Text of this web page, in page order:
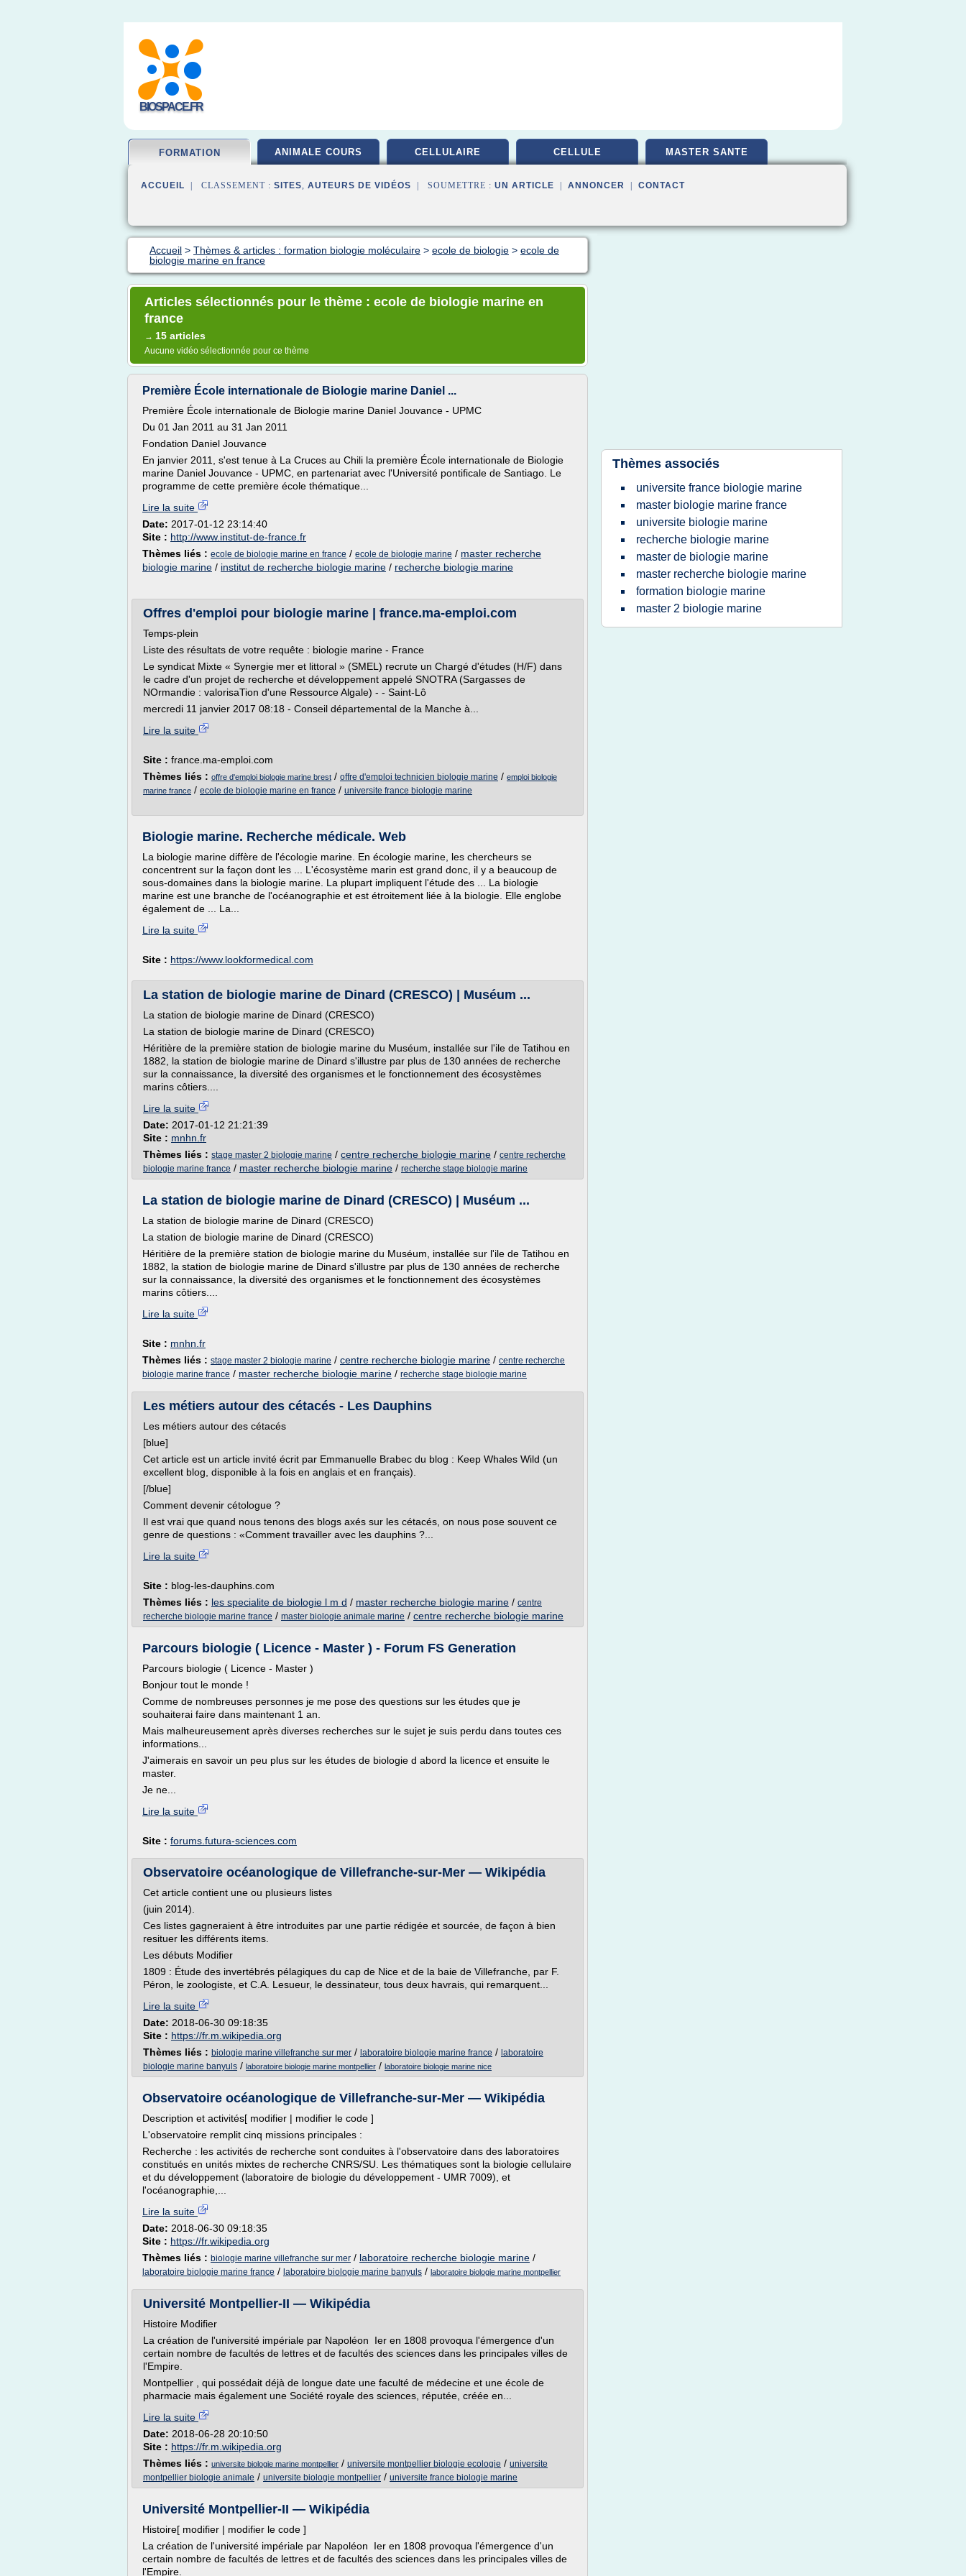
BIOSPACE.FR
FORMATION ANIMALE COURS CELLULAIRE CELLULE MASTER SANTE
ACCUEIL | CLASSEMENT : SITES, AUTEURS DE VIDÉOS | SOUMETTRE : UN ARTICLE ANNONCER CONTACT
Accueil > Thèmes & articles : formation biologie moléculaire > ecole de biologie > ecole de
biologie marine en france
Articles sélectionnés pour le thème : ecole de biologie marine en
france
→ 15 articles
Aucune vidéo sélectionnée pour ce thème
Première École internationale de Biologie marine Daniel ...
Première École internationale de Biologie marine Daniel Jouvance - UPMC
Du 01 Jan 2011 au 31 Jan 2011
Fondation Daniel Jouvance
En janvier 2011, s'est tenue à La Cruces au Chili la première École internationale de Biologie
marine Daniel Jouvance - UPMC, en partenariat avec l'Université pontificale de Santiago. Le
programme de cette première école thématique...
Lire la suite
Date: 2017-01-12 23:14:40
Site : http://www.institut-de-france.fr
Thèmes liés : ecole de biologie marine en france / ecole de biologie marine / master recherche
biologie marine / institut de recherche biologie marine / recherche biologie marine
Offres d'emploi pour biologie marine | france.ma-emploi.com
Temps-plein
Liste des résultats de votre requête : biologie marine - France
Le syndicat Mixte « Synergie mer et littoral » (SMEL) recrute un Chargé d'études (H/F) dans
le cadre d'un projet de recherche et développement appelé SNOTRA (Sargasses de
NOrmandie : valorisaTion d'une Ressource Algale) - - Saint-Lô
mercredi 11 janvier 2017 08:18 - Conseil départemental de la Manche à...
Lire la suite
Site : france.ma-emploi.com
Thèmes liés : offre d'emploi biologie marine brest / offre d'emploi technicien biologie marine / emploi biologie
marine france / ecole de biologie marine en france / universite france biologie marine
Biologie marine. Recherche médicale. Web
La biologie marine diffère de l'écologie marine. En écologie marine, les chercheurs se
concentrent sur la façon dont les ... L'écosystème marin est grand donc, il y a beaucoup de
sous-domaines dans la biologie marine. La plupart impliquent l'étude des ... La biologie
marine est une branche de l'océanographie et est étroitement liée à la biologie. Elle englobe
également de ... La...
Lire la suite
Site : https://www.lookformedical.com
La station de biologie marine de Dinard (CRESCO) | Muséum ...
La station de biologie marine de Dinard (CRESCO)
La station de biologie marine de Dinard (CRESCO)
Héritière de la première station de biologie marine du Muséum, installée sur l'ile de Tatihou en
1882, la station de biologie marine de Dinard s'illustre par plus de 130 années de recherche
sur la connaissance, la diversité des organismes et le fonctionnement des écosystèmes
marins côtiers....
Lire la suite
Date: 2017-01-12 21:21:39
Site : mnhn.fr
Thèmes liés : stage master 2 biologie marine / centre recherche biologie marine / centre recherche
biologie marine france / master recherche biologie marine / recherche stage biologie marine
La station de biologie marine de Dinard (CRESCO) | Muséum ...
La station de biologie marine de Dinard (CRESCO)
La station de biologie marine de Dinard (CRESCO)
Héritière de la première station de biologie marine du Muséum, installée sur l'ile de Tatihou en
1882, la station de biologie marine de Dinard s'illustre par plus de 130 années de recherche
sur la connaissance, la diversité des organismes et le fonctionnement des écosystèmes
marins côtiers....
Lire la suite
Site : mnhn.fr
Thèmes liés : stage master 2 biologie marine / centre recherche biologie marine / centre recherche
biologie marine france / master recherche biologie marine / recherche stage biologie marine
Les métiers autour des cétacés - Les Dauphins
Les métiers autour des cétacés
[blue]
Cet article est un article invité écrit par Emmanuelle Brabec du blog : Keep Whales Wild (un
excellent blog, disponible à la fois en anglais et en français).
[/blue]
Comment devenir cétologue ?
Il est vrai que quand nous tenons des blogs axés sur les cétacés, on nous pose souvent ce
genre de questions : «Comment travailler avec les dauphins ?...
Lire la suite
Site : blog-les-dauphins.com
Thèmes liés : les specialite de biologie l m d / master recherche biologie marine / centre
recherche biologie marine france / master biologie animale marine / centre recherche biologie marine
Parcours biologie ( Licence - Master ) - Forum FS Generation
Parcours biologie ( Licence - Master )
Bonjour tout le monde !
Comme de nombreuses personnes je me pose des questions sur les études que je
souhaiterai faire dans maintenant 1 an.
Mais malheureusement après diverses recherches sur le sujet je suis perdu dans toutes ces
informations...
J'aimerais en savoir un peu plus sur les études de biologie d abord la licence et ensuite le
master.
Je ne...
Lire la suite
Site : forums.futura-sciences.com
Observatoire océanologique de Villefranche-sur-Mer — Wikipédia
Cet article contient une ou plusieurs listes
(juin 2014).
Ces listes gagneraient à être introduites par une partie rédigée et sourcée, de façon à bien
resituer les différents items.
Les débuts Modifier
1809 : Étude des invertébrés pélagiques du cap de Nice et de la baie de Villefranche, par F.
Péron, le zoologiste, et C.A. Lesueur, le dessinateur, tous deux havrais, qui remarquent...
Lire la suite
Date: 2018-06-30 09:18:35
Site : https://fr.m.wikipedia.org
Thèmes liés : biologie marine villefranche sur mer / laboratoire biologie marine france / laboratoire
biologie marine banyuls / laboratoire biologie marine montpellier / laboratoire biologie marine nice
Observatoire océanologique de Villefranche-sur-Mer — Wikipédia
Description et activités[ modifier | modifier le code ]
L'observatoire remplit cinq missions principales :
Recherche : les activités de recherche sont conduites à l'observatoire dans des laboratoires
constitués en unités mixtes de recherche CNRS/SU. Les thématiques sont la biologie cellulaire
et du développement (laboratoire de biologie du développement - UMR 7009), et
l'océanographie,...
Lire la suite
Date: 2018-06-30 09:18:35
Site : https://fr.wikipedia.org
Thèmes liés : biologie marine villefranche sur mer / laboratoire recherche biologie marine /
laboratoire biologie marine france / laboratoire biologie marine banyuls / laboratoire biologie marine montpellier
Université Montpellier-II — Wikipédia
Histoire Modifier
La création de l'université impériale par Napoléon Ier en 1808 provoqua l'émergence d'un
certain nombre de facultés de lettres et de facultés des sciences dans les principales villes de
l'Empire.
Montpellier , qui possédait déjà de longue date une faculté de médecine et une école de
pharmacie mais également une Société royale des sciences, réputée, créée en...
Lire la suite
Date: 2018-06-28 20:10:50
Site : https://fr.m.wikipedia.org
Thèmes liés : universite biologie marine montpellier / universite montpellier biologie ecologie / universite
montpellier biologie animale / universite biologie montpellier / universite france biologie marine
Université Montpellier-II — Wikipédia
Histoire[ modifier | modifier le code ]
La création de l'université impériale par Napoléon Ier en 1808 provoqua l'émergence d'un
certain nombre de facultés de lettres et de facultés des sciences dans les principales villes de
l'Empire.
Thèmes associés
universite france biologie marine
master biologie marine france
universite biologie marine
recherche biologie marine
master de biologie marine
master recherche biologie marine
formation biologie marine
master 2 biologie marine